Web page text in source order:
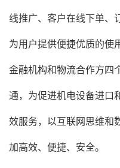
线推广、客户在线下单、
为用户提供便捷优质的使
金融机构和物流合作方四
通，为促进机电设备进口
效服务，以互联网思维和
加高效、便捷、安全。